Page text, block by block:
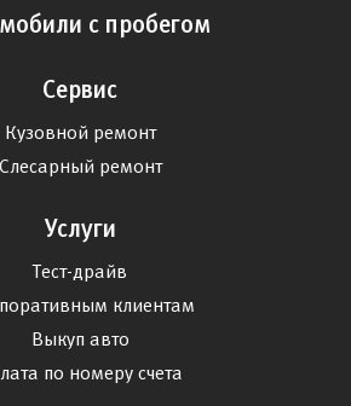
с пробегом
Сервис
Кузовной ремонт
Слесарный ремонт
Услуги
Тест-драйв
клиентам
Выкуп авто
по номеру счета